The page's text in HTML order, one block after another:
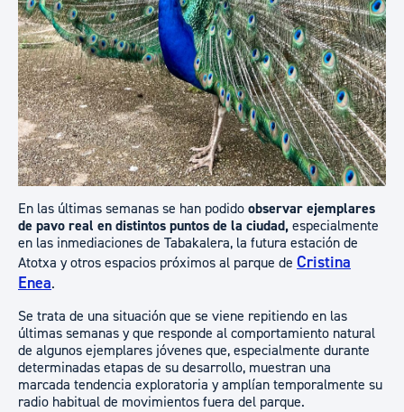
En las últimas semanas se han podido observar ejemplares
de pavo real en distintos puntos de la ciudad, especialmente
en las inmediaciones de Tabakalera, la futura estación de
Atotxa y otros espacios próximos al parque de Cristina
Enea.
Se trata de una situación que se viene repitiendo en las
últimas semanas y que responde al comportamiento natural
de algunos ejemplares jóvenes que, especialmente durante
determinadas etapas de su desarrollo, muestran una
marcada tendencia exploratoria y amplían temporalmente su
radio habitual de movimientos fuera del parque.